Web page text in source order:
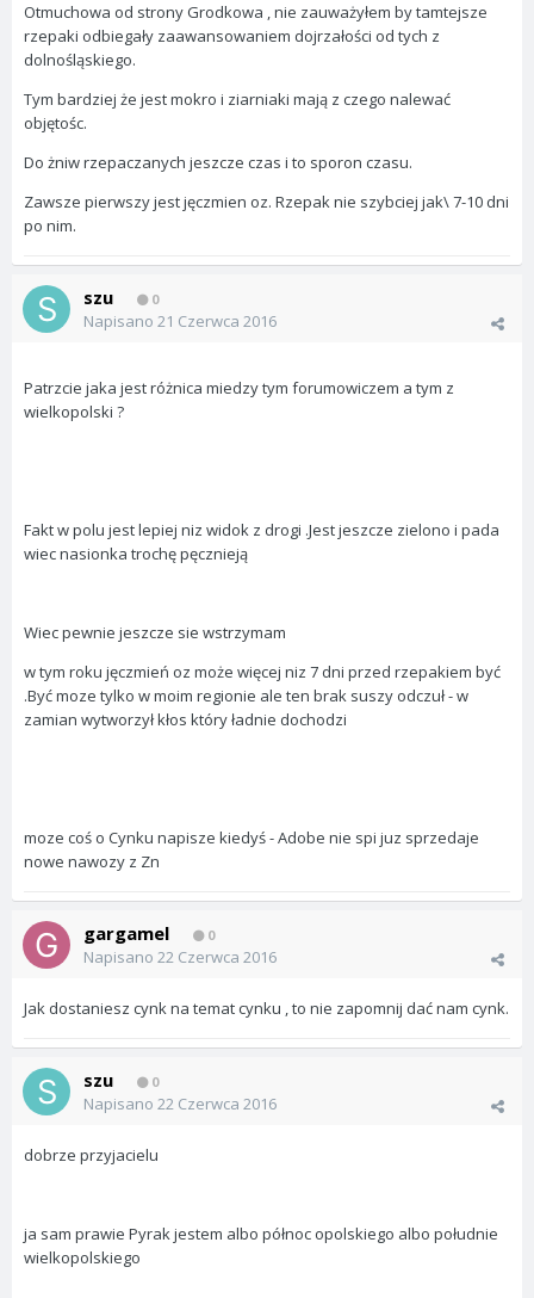
Otmuchowa od strony Grodkowa , nie zauważyłem by tamtejsze
rzepaki odbiegały zaawansowaniem dojrzałości od tych z
dolnośląskiego.
Tym bardziej że jest mokro i ziarniaki mają z czego nalewać
objętośc.
Do żniw rzepaczanych jeszcze czas i to sporon czasu.
Zawsze pierwszy jest jęczmien oz. Rzepak nie szybciej jak\ 7-10 dni
po nim.
szu 0
Napisano 21 Czerwca 2016
Patrzcie jaka jest różnica miedzy tym forumowiczem a tym z
wielkopolski ?
Fakt w polu jest lepiej niz widok z drogi .Jest jeszcze zielono i pada
wiec nasionka trochę pęcznieją
Wiec pewnie jeszcze sie wstrzymam
w tym roku jęczmień oz może więcej niz 7 dni przed rzepakiem być
.Być moze tylko w moim regionie ale ten brak suszy odczuł - w
zamian wytworzył kłos który ładnie dochodzi
moze coś o Cynku napisze kiedyś - Adobe nie spi juz sprzedaje
nowe nawozy z Zn
gargamel 0
Napisano 22 Czerwca 2016
Jak dostaniesz cynk na temat cynku , to nie zapomnij dać nam cynk.
szu 0
Napisano 22 Czerwca 2016
dobrze przyjacielu
ja sam prawie Pyrak jestem albo północ opolskiego albo południe
wielkopolskiego